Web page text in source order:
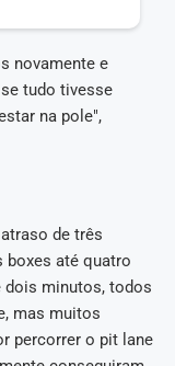
novamente e
tudo tivesse
na pole",
de três
até quatro
dois minutos, todos
mas muitos
percorrer o pit lane